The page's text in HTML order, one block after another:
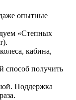
опытные
«Степных
кабина,
получить
Поддержка